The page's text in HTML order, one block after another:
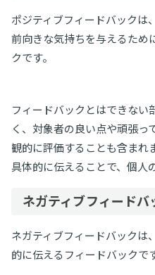
ポジティブフィードバックは
前向きな気持ちを与えるため
クです。
フィードバックとはできない
く、対象者の良い点や頑張っ
観的に評価することも含まれ
具体的に伝えることで、個人
ネガティブフィードバ
ネガティブフィードバックは
的に伝えるフィードバックです